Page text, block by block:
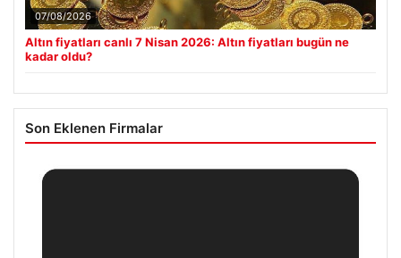
07/08/2026
Altın fiyatları canlı 7 Nisan 2026: Altın fiyatları bugün ne
kadar oldu?
Son Eklenen Firmalar